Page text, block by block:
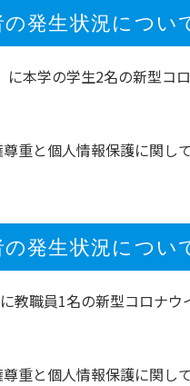
発生状況につい
本学の学生2名の新型コ
と個人情報保護に関し
発生状況につい
教職員1名の新型コロナ
と個人情報保護に関し